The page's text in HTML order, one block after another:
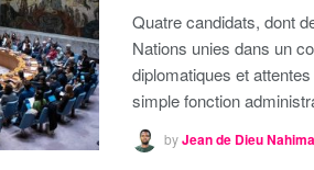
Quatre candidats, dont
Nations unies dans un
diplomatiques et
simple fonction
byJean de Dieu